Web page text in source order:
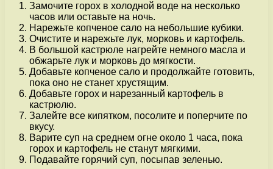
Замочите горох в холодной воде на несколько
часов или оставьте на ночь.
Нарежьте копченое сало на небольшие кубики.
Очистите и нарежьте лук, морковь и картофель.
В большой кастрюле нагрейте немного масла и
обжарьте лук и морковь до мягкости.
Добавьте копченое сало и продолжайте готовить,
пока оно не станет хрустящим.
Добавьте горох и нарезанный картофель в
кастрюлю.
Залейте все кипятком, посолите и поперчите по
вкусу.
Варите суп на среднем огне около 1 часа, пока
горох и картофель не станут мягкими.
Подавайте горячий суп, посыпав зеленью.